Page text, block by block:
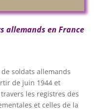
allemands en France
soldats allemands
de juin 1944 et
les registres des
et celles de la